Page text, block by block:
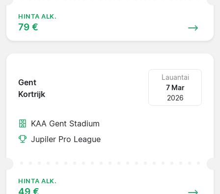
HINTA ALK.
79 €
Gent
Kortrijk
Lauantai
7 Mar
2026
KAA Gent Stadium
Jupiler Pro League
HINTA ALK.
49 €